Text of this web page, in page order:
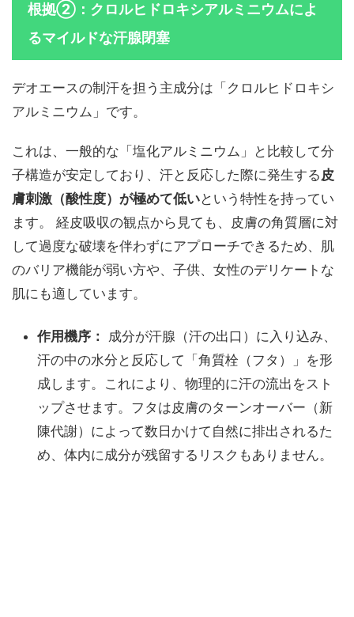
根拠②：クロルヒドロキシアルミニウムによ
るマイルドな汗腺閉塞
デオエースの制汗を担う主成分は「クロルヒドロキシ
アルミニウム」です。
これは、一般的な「塩化アルミニウム」と比較して分
子構造が安定しており、汗と反応した際に発生する皮
膚刺激（酸性度）が極めて低いという特性を持ってい
ます。 経皮吸収の観点から見ても、皮膚の角質層に対
して過度な破壊を伴わずにアプローチできるため、肌
のバリア機能が弱い方や、子供、女性のデリケートな
肌にも適しています。
作用機序： 成分が汗腺（汗の出口）に入り込み、
汗の中の水分と反応して「角質栓（フタ）」を形
成します。これにより、物理的に汗の流出をスト
ップさせます。フタは皮膚のターンオーバー（新
陳代謝）によって数日かけて自然に排出されるた
め、体内に成分が残留するリスクもありません。